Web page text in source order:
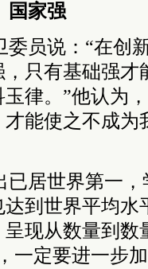
国家强
委员说：“在创
只有基础强才
律。”他认为
能使之不成为
已居世界第一
到世界平均水
现从数量到数
一定要进一步